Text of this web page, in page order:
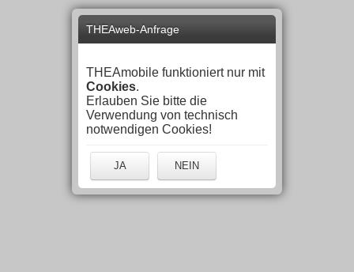
THEAweb-Anfrage
THEAmobile funktioniert nur mit
Cookies.
Erlauben Sie bitte die
Verwendung von technisch
notwendigen Cookies!
JA NEIN